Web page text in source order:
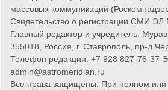
массовых коммуникаций
Свидетельство о регистрации СМИ
Главный редактор и учредитель:
355018, Россия, г. Ставрополь, пр-д
Телефон редакции: +7 928 827-76-37
admin@astromeridian.ru
Все права защищены. При полном или